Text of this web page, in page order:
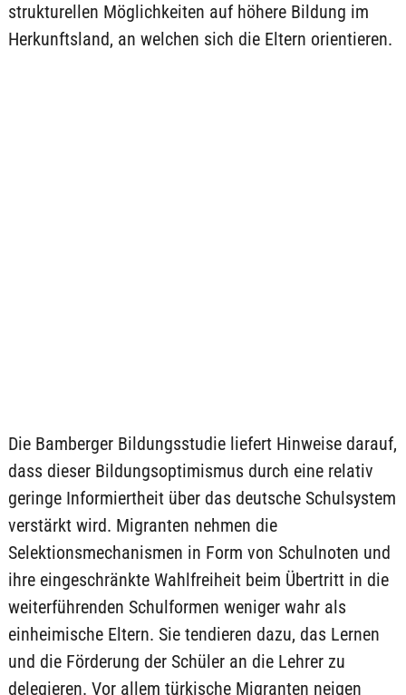
strukturellen Möglichkeiten auf höhere Bildung im
Herkunftsland, an welchen sich die Eltern orientieren.
Die Bamberger Bildungsstudie liefert Hinweise darauf,
dass dieser Bildungsoptimismus durch eine relativ
geringe Informiertheit über das deutsche Schulsystem
verstärkt wird. Migranten nehmen die
Selektionsmechanismen in Form von Schulnoten und
ihre eingeschränkte Wahlfreiheit beim Übertritt in die
weiterführenden Schulformen weniger wahr als
einheimische Eltern. Sie tendieren dazu, das Lernen
und die Förderung der Schüler an die Lehrer zu
delegieren. Vor allem türkische Migranten neigen